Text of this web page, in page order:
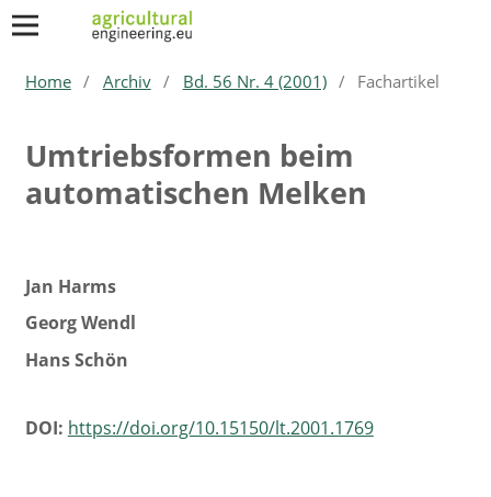
Home / Archiv / Bd. 56 Nr. 4 (2001) / Fachartikel
Umtriebsformen beim
automatischen Melken
Jan Harms
Georg Wendl
Hans Schön
DOI: https://doi.org/10.15150/lt.2001.1769